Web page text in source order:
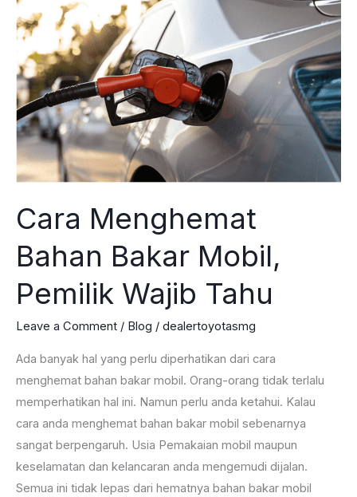
Istimewa,
Bisa
Tetap
Bagus
Cara Menghemat
Bahan Bakar Mobil,
Pemilik Wajib Tahu
Leave a Comment / Blog / dealertoyotasmg
Ada banyak hal yang perlu diperhatikan dari cara
menghemat bahan bakar mobil. Orang-orang tidak terlalu
memperhatikan hal ini. Namun perlu anda ketahui. Kalau
cara anda menghemat bahan bakar mobil sebenarnya
sangat berpengaruh. Usia Pemakaian mobil maupun
keselamatan dan kelancaran anda mengemudi dijalan.
Semua ini tidak lepas dari hematnya bahan bakar mobil